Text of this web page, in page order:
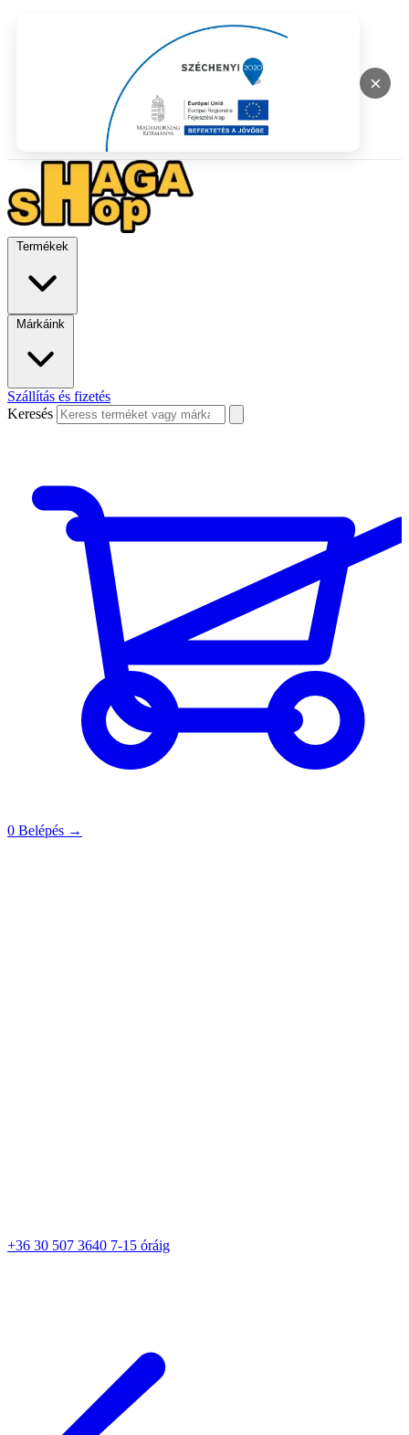
×
Termékek
Márkáink
Szállítás és fizetés
Keresés
0 Belépés →
+36 30 507 3640 7-15 óráig